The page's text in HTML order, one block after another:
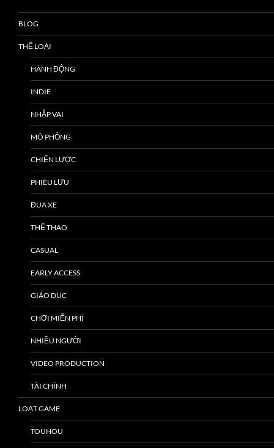
BLOG
THỂ LOẠI
HÀNH ĐỘNG
INDIE
NHẬP VAI
MÔ PHỎNG
CHIẾN LƯỢC
PHIÊU LƯU
ĐUA XE
THỂ THAO
CASUAL
EARLY ACCESS
GIÁO DỤC
CHƠI MIỄN PHÍ
NHIỀU NGƯỜI
VIDEO PRODUCTION
TÀI CHÍNH
LOẠT GAME
TOUHOU